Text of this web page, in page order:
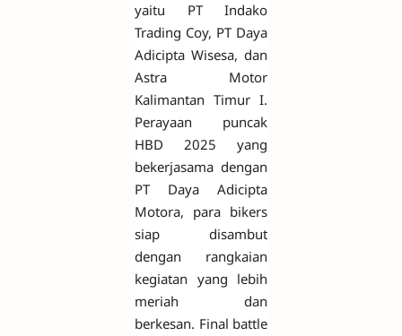
yaitu PT Indako
Trading Coy, PT Daya
Adicipta Wisesa, dan
Astra Motor
Kalimantan Timur I.
Perayaan puncak
HBD 2025 yang
bekerjasama dengan
PT Daya Adicipta
Motora, para bikers
siap disambut
dengan rangkaian
kegiatan yang lebih
meriah dan
berkesan. Final battle